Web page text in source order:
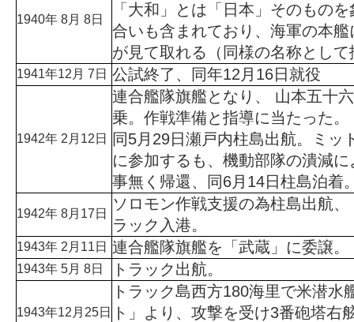
1940年 8月 8日
「大和」とは「日本」そのもの
合いも含まれており、海軍の本
が見て取れる（同様の名称として
1941年12月 7日 公試終了、同年12月16日就役
1942年 2月12日
連合艦隊旗艦となり、 山本五十
乗。作戦準備と指導に当たった。
同5月29日瀬戸内柱島出航。ミッ
に参加するも、機動部隊の潰減
事無く帰還、同6月14日柱島泊着
1942年 8月17日
ソロモン作戦支援の為柱島出航
ラック入港。
1943年 2月11日 連合艦隊旗艦を「武蔵」に委譲。
1943年 5月 8日 トラック出航。
1943年12月25日
トラック島西方180海里で米潜水
ト」より、攻撃を受け3番砲塔右